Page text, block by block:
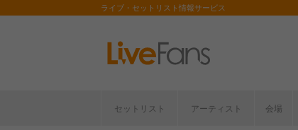
ライブ・セットリスト情報サービス
セットリスト アーティスト 会場